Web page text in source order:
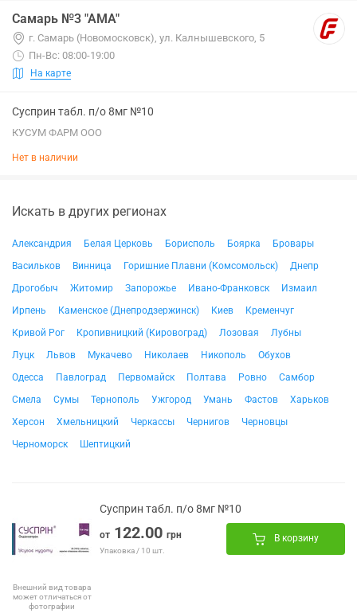
Самарь №3 "АМА"
г. Самарь (Новомосковск), ул. Калнышевского, 5
Пн-Вс: 08:00-19:00
На карте
Сусприн табл. п/о 8мг №10
КУСУМ ФАРМ ООО
Нет в наличии
Искать в других регионах
Александрия Белая Церковь Борисполь Боярка
Бровары
Васильков
Винница Горишние Плавни (Комсомольск)
Днепр
Дрогобыч
Житомир Запорожье Ивано-Франковск
Измаил
Ирпень
Каменское (Днепродзержинск) Киев
Кременчуг
Кривой Рог
Кропивницкий (Кировоград) Лозовая
Лубны
Луцк
Львов Мукачево Николаев Никополь
Обухов
Одесса
Павлоград Первомайск Полтава Ровно
Самбор
Смела
Сумы Тернополь Ужгород Умань Фастов
Харьков
Херсон
Хмельницкий Черкассы Чернигов
Черновцы
Черноморск
Шептицкий
Внешний вид товара
может отличаться от
фотографии
Сусприн табл. п/о 8мг №10
от 122.00 грн
Упаковка / 10 шт.
В корзину